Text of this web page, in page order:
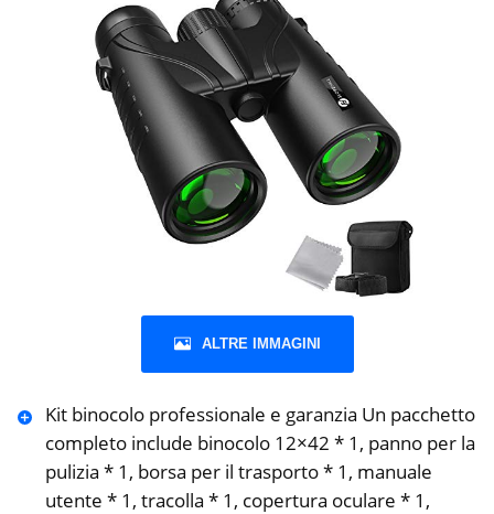
ALTRE IMMAGINI
Kit binocolo professionale e garanzia Un pacchetto
completo include binocolo 12×42 * 1, panno per la
pulizia * 1, borsa per il trasporto * 1, manuale
utente * 1, tracolla * 1, copertura oculare * 1,